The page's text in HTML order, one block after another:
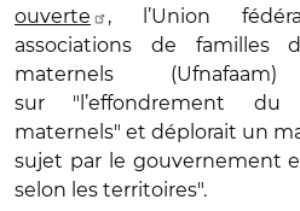
ouverte
, l’Union
associations de familles
maternels
sur "l’effondrement du
maternels" et déplorait un
sujet par le gouvernement
selon les territoires".